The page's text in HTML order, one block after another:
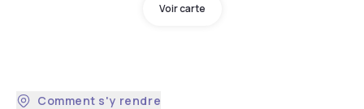
Voir carte
Comment s'y rendre